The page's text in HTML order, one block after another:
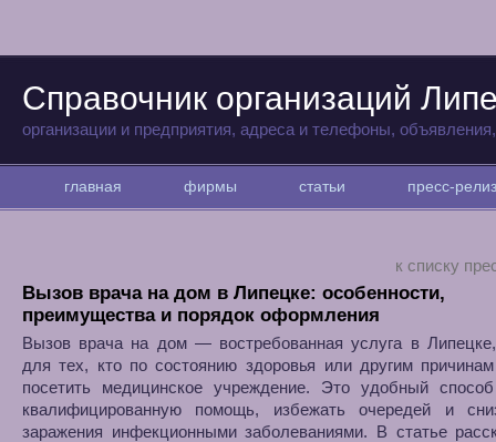
Справочник организаций
организации и предприятия, адреса и телефоны,
главная фирмы статьи пресс-
к списку
Вызов врача на дом в Липецке: особенности,
преимущества и порядок оформления
Вызов врача на дом — востребованная услуга в
для тех, кто по состоянию здоровья или другим
посетить медицинское учреждение. Это удобный
квалифицированную помощь, избежать очередей и
заражения инфекционными заболеваниями. В статье